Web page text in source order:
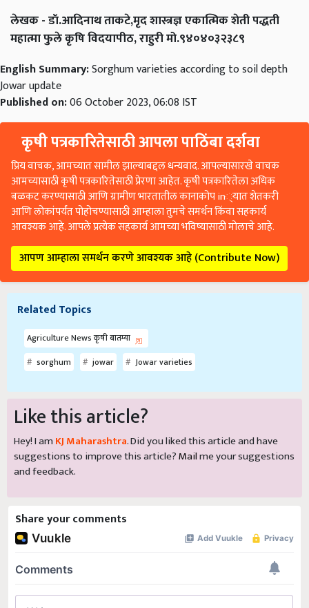
लेखक - डॉ.आदिनाथ ताकटे,मृद शास्त्रज्ञ एकात्मिक शेती पद्धती
महात्मा फुले कृषि विदयापीठ, राहुरी मो.९४०४०३२३८९
English Summary:Sorghum varieties according to soil depth
Jowar update
Published on:06 October 2023, 06:08 IST
कृषी पत्रकारितेसाठी आपला पाठिंबा दर्शवा
प्रिय वाचक, आमच्यात सामील झाल्याबद्दल धन्यवाद. आपल्यासारखे वाचक
आमच्यासाठी कृषी पत्रकारितेसाठी प्रेरणा आहेत. कृषी पत्रकारितेला अधिक
बळकट करण्यासाठी आणि ग्रामीण भारतातील कानाकोप in्यात शेतकरी
आणि लोकांपर्यंत पोहोचण्यासाठी आम्हाला तुमचे समर्थन किंवा सहकार्य
आवश्यक आहे. आपले प्रत्येक सहकार्य आमच्या भविष्यासाठी मोलाचे आहे.
आपण आम्हाला समर्थन करणे आवश्यक आहे (Contribute Now)
Related Topics
Agriculture News कृषी बातम्या
sorghum
jowar Jowar varieties
Like this article?
Hey! I am KJ Maharashtra. Did you liked this article and have
suggestions to improve this article?Mailme your suggestions
and feedback.
Share your comments